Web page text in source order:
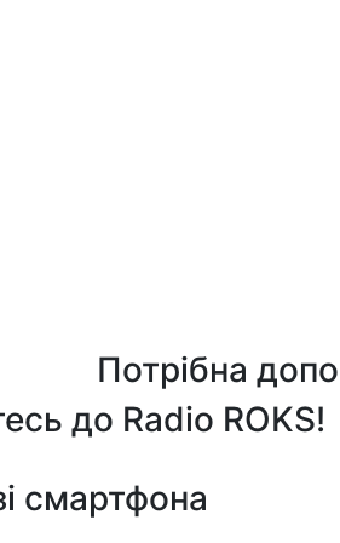
Потрібна
до Radio ROKS!
смартфона